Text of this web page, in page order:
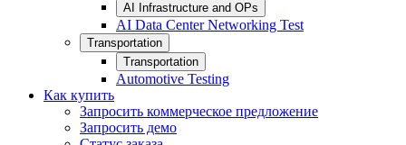
AI Infrastructure and OPs
AI Data Center Networking Test
Transportation
Transportation
Automotive Testing
Как купить
Запросить коммерческое предложение
Запросить демо